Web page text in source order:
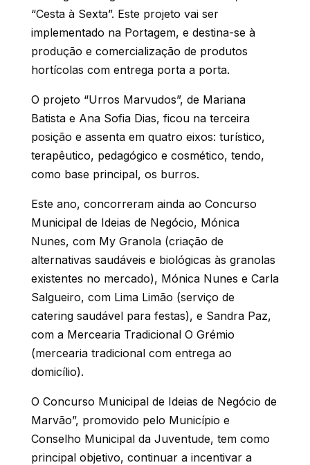
“Cesta à Sexta”. Este projeto vai ser
implementado na Portagem, e destina-se à
produção e comercialização de produtos
hortícolas com entrega porta a porta.
O projeto “Urros Marvudos”, de Mariana
Batista e Ana Sofia Dias, ficou na terceira
posição e assenta em quatro eixos: turístico,
terapêutico, pedagógico e cosmético, tendo,
como base principal, os burros.
Este ano, concorreram ainda ao Concurso
Municipal de Ideias de Negócio, Mónica
Nunes, com My Granola (criação de
alternativas saudáveis e biológicas às granolas
existentes no mercado), Mónica Nunes e Carla
Salgueiro, com Lima Limão (serviço de
catering saudável para festas), e Sandra Paz,
com a Mercearia Tradicional O Grémio
(mercearia tradicional com entrega ao
domicílio).
O Concurso Municipal de Ideias de Negócio de
Marvão”, promovido pelo Município e
Conselho Municipal da Juventude, tem como
principal objetivo, continuar a incentivar a